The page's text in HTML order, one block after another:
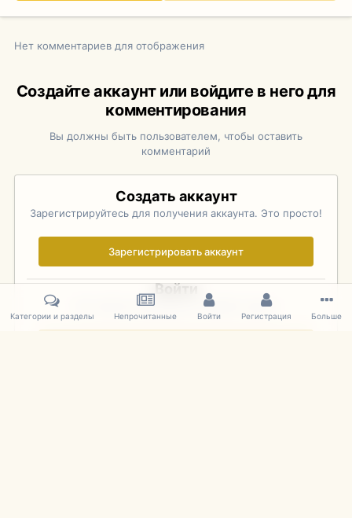
Нет комментариев для отображения
Создайте аккаунт или войдите в него для
комментирования
Вы должны быть пользователем, чтобы оставить
комментарий
Создать аккаунт
Зарегистрируйтесь для получения аккаунта. Это просто!
Зарегистрировать аккаунт
Войти
Уже зарегистрированы? Войдите здесь.
Категории и разделы Непрочитанные Войти Регистрация Больше